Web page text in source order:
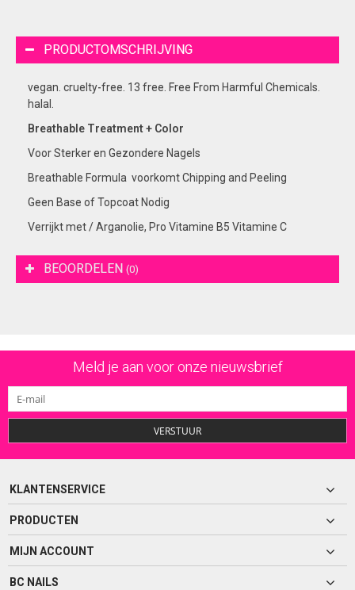
PRODUCTOMSCHRIJVING
vegan. cruelty-free. 13 free. Free From Harmful Chemicals.
halal.
Breathable Treatment + Color
Voor Sterker en Gezondere Nagels
Breathable Formula voorkomt Chipping and Peeling
Geen Base of Topcoat Nodig
Verrijkt met / Arganolie, Pro Vitamine B5 Vitamine C
BEOORDELEN (0)
Meld je aan voor onze nieuwsbrief
VERSTUUR
KLANTENSERVICE
PRODUCTEN
MIJN ACCOUNT
BC NAILS